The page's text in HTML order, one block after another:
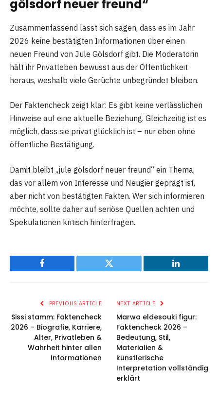
gölsdorf neuer freund“
Zusammenfassend lässt sich sagen, dass es im Jahr
2026 keine bestätigten Informationen über einen
neuen Freund von Jule Gölsdorf gibt. Die Moderatorin
hält ihr Privatleben bewusst aus der Öffentlichkeit
heraus, weshalb viele Gerüchte unbegründet bleiben.
Der Faktencheck zeigt klar: Es gibt keine verlässlichen
Hinweise auf eine aktuelle Beziehung. Gleichzeitig ist es
möglich, dass sie privat glücklich ist – nur eben ohne
öffentliche Bestätigung.
Damit bleibt „jule gölsdorf neuer freund“ ein Thema,
das vor allem von Interesse und Neugier geprägt ist,
aber nicht von bestätigten Fakten. Wer sich informieren
möchte, sollte daher auf seriöse Quellen achten und
Spekulationen kritisch hinterfragen.
Facebook Twitter LinkedIn
PREVIOUS ARTICLE
Sissi stamm: Faktencheck
2026 – Biografie, Karriere,
Alter, Privatleben &
Wahrheit hinter allen
Informationen
NEXT ARTICLE
Marwa eldesouki figur:
Faktencheck 2026 –
Bedeutung, Stil,
Materialien &
künstlerische
Interpretation vollständig
erklärt